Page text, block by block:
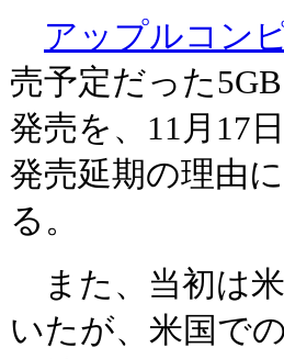
アップルコン
売予定だった
発売を、11月17
発売延期の理由
る。
また、当初は
いたが、米国で